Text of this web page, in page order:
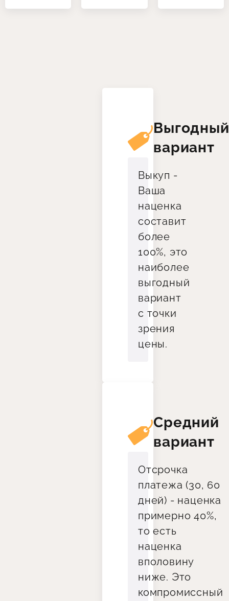
Выгодный
вариант
Выкуп -
Ваша
наценка
составит
более
100%, это
наиболее
выгодный
вариант
с точки
зрения
цены.
Средний
вариант
Отсрочка
платежа (30, 60
дней) - наценка
примерно 40%,
то есть
наценка
вполовину
ниже. Это
компромиссный